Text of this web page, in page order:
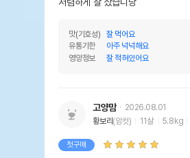
맛(기호성)
잘 먹어요
유통기한
아주 넉넉해요
영양정보
잘 적혀있어요
고양맘
2026.08.01
황보리(암컷) 11살 5.8kg
첫구매